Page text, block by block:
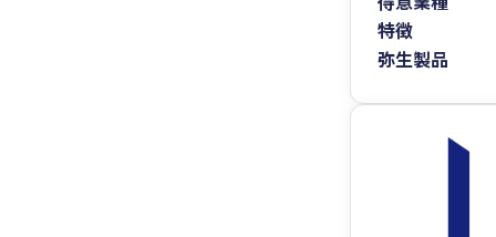
特徴
弥生製品